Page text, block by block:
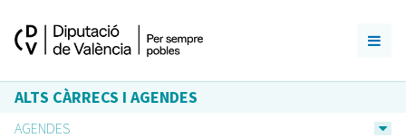
ALTS CÀRRECS I AGENDES
AGENDES